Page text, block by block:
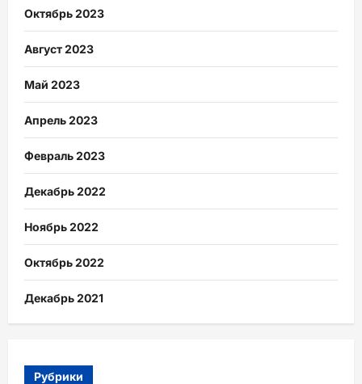
Октябрь 2023
Август 2023
Май 2023
Апрель 2023
Февраль 2023
Декабрь 2022
Ноябрь 2022
Октябрь 2022
Декабрь 2021
Рубрики